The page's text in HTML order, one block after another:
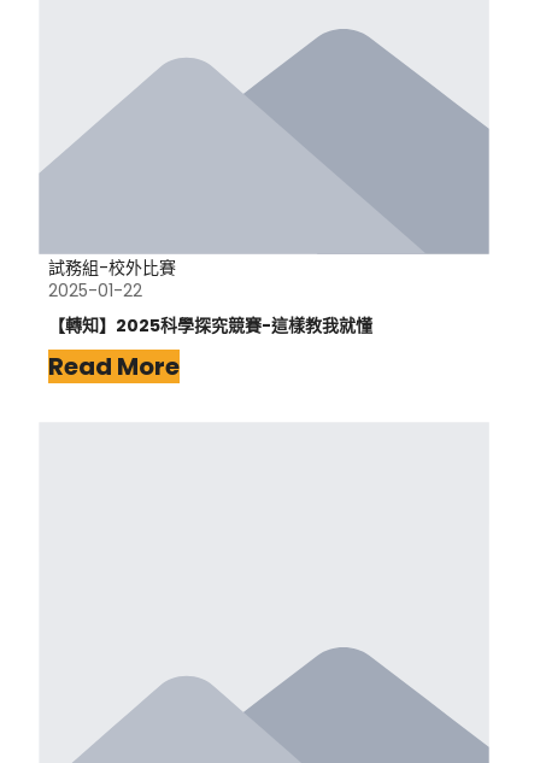
試務組-校外比賽
2025-01-22
【轉知】2025科學探究競賽-這樣教我就懂
Read More